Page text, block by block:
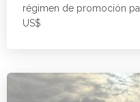
régimen de promoción
US$